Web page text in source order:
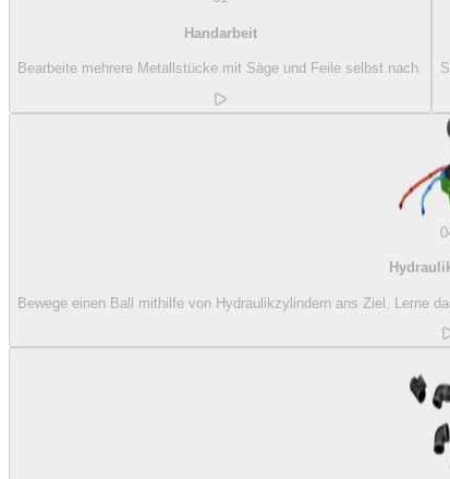
Handarbeit
Bearbeite mehrere Metallstücke mit Säge und Feile selbst nach.
Bewege einen Ball mithilfe von Hydraulikzylindern ans Ziel. Lerne